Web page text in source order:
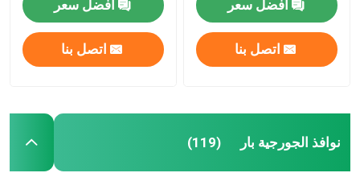
افضل سعر
اتصل بنا
افضل سعر
اتصل بنا
نوافذ الجورجية بار (119)